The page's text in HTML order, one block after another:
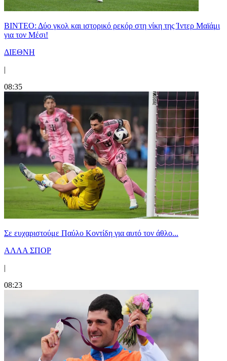
ΒΙΝΤΕΟ: Δύο γκολ και ιστορικό ρεκόρ στη νίκη της Ίντερ Μαϊάμι
για τον Μέσι!
ΔΙΕΘΝΗ
|
08:35
Σε ευχαριστούμε Παύλο Κοντίδη για αυτό τον άθλο...
ΑΛΛΑ ΣΠΟΡ
|
08:23